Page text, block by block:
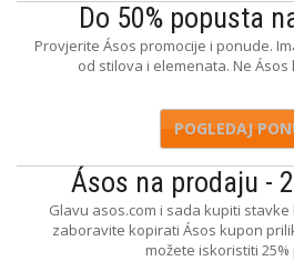
Do 50% popusta
Provjerite Ásos promocije i ponude.
od stilova i elemenata. Ne
POGLEDAJ
Ásos na prodaju -
Glavu asos.com i sada kupiti
zaboravite kopirati Ásos kupon
možete iskoristiti